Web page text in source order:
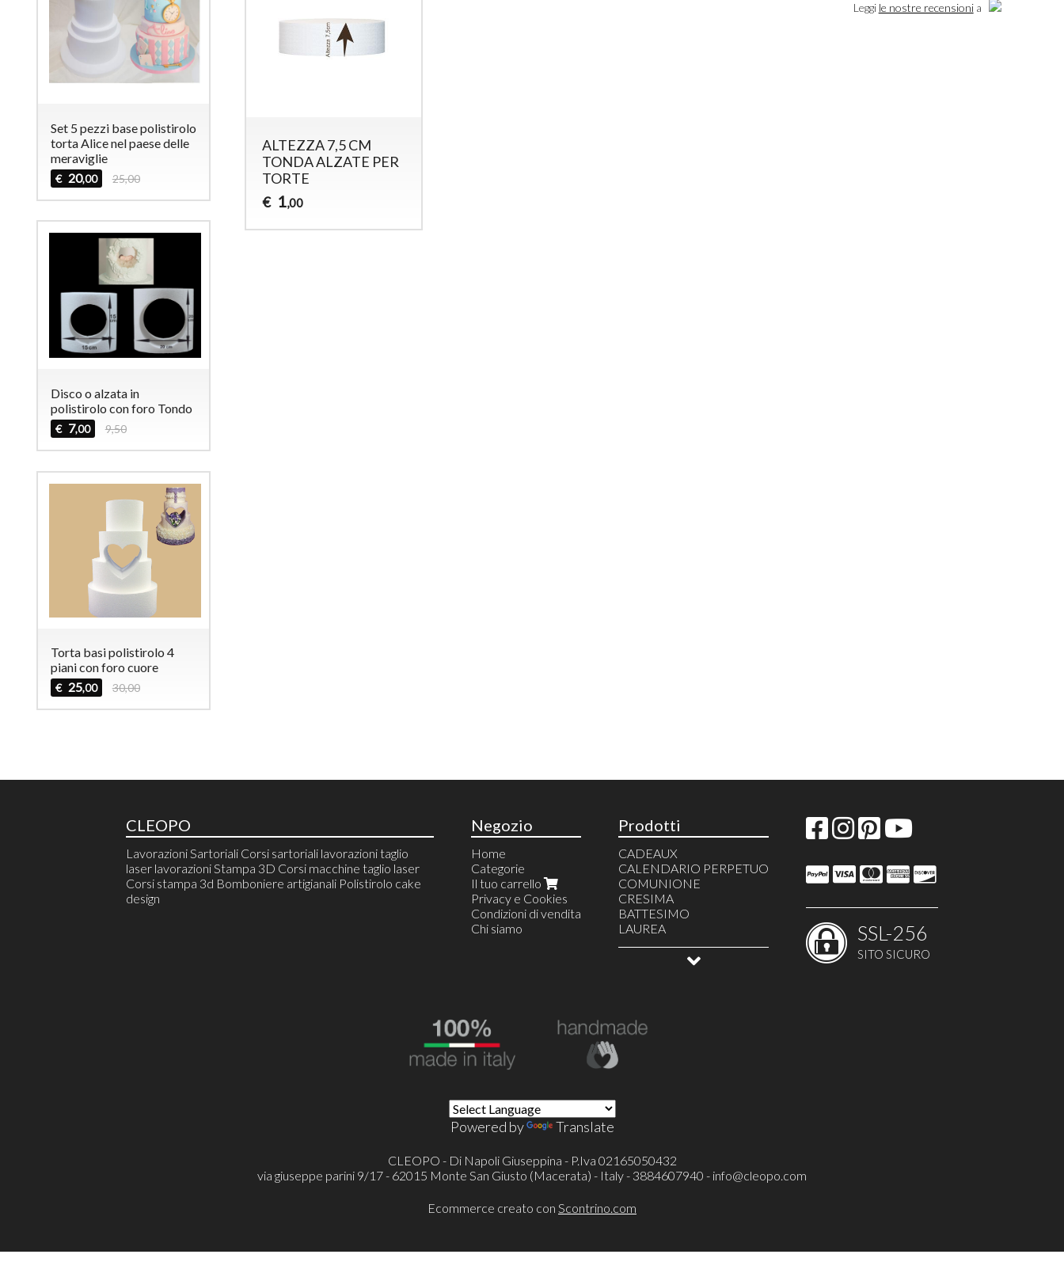
ALTEZZA 7,5 CM
TONDA ALZATE PER
TORTE
€ 1,00
Set 5 pezzi base polistirolo
torta Alice nel paese delle
meraviglie
€ 20,00 25,00
Disco o alzata in
polistirolo con foro Tondo
€ 7,00 9,50
Torta basi polistirolo 4
piani con foro cuore
€ 25,00 30,00
Leggi le nostre recensionia
CLEOPO
Lavorazioni Sartoriali Corsi sartoriali lavorazioni taglio
laser lavorazioni Stampa 3D Corsi macchine taglio laser
Corsi stampa 3d Bomboniere artigianali Polistirolo cake
design
Negozio
Home
Categorie
Il tuo carrello
Privacy e Cookies
Condizioni di vendita
Chi siamo
Prodotti
CADEAUX
CALENDARIO PERPETUO
COMUNIONE
CRESIMA
BATTESIMO
LAUREA
COMPLEANNO
Polistirolo sagome e forme
Cookie Cutter stampi
ALLESTIMENTI EVENTI
PARTY A TEMA
SSL-256
SITO SICURO
Powered by Translate
CLEOPO - Di Napoli Giuseppina - P.Iva 02165050432
via giuseppe parini 9/17 - 62015 Monte San Giusto (Macerata) - Italy - 3884607940 - info@cleopo.com
Ecommerce creato con Scontrino.com